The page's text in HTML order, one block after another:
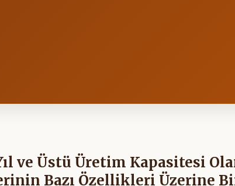
ve Üstü Üretim Kapasitesi
Bazı Özellikleri Üzerine